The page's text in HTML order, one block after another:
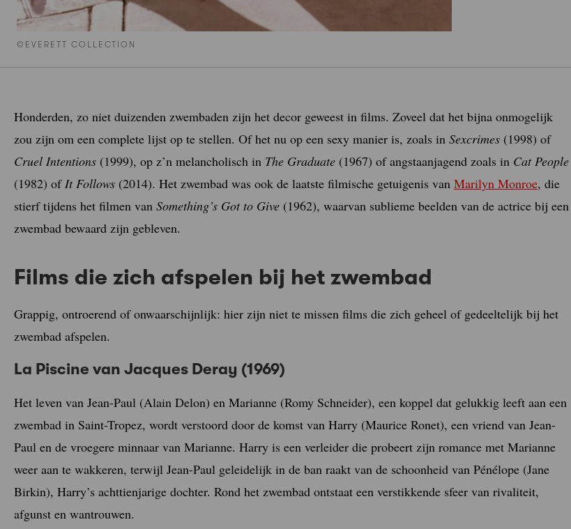
©EVERETT COLLECTION
Honderden, zo niet duizenden zwembaden zijn het decor geweest in films. Zoveel dat het bijna onmogelijk
zou zijn om een complete lijst op te stellen. Of het nu op een sexy manier is, zoals in Sexcrimes (1998) of
Cruel Intentions (1999), op z’n melancholisch in The Graduate (1967) of angstaanjagend zoals in Cat People
(1982) ofIt Follows (2014). Het zwembad was ook de laatste filmische getuigenis van Marilyn Monroe, die
stierf tijdens het filmen van Something’s Got to Give (1962), waarvan sublieme beelden van de actrice bij een
zwembad bewaard zijn gebleven.
Films die zich afspelen bij het zwembad
Grappig, ontroerend of onwaarschijnlijk: hier zijn niet te missen films die zich geheel of gedeeltelijk bij het
zwembad afspelen.
La Piscine van Jacques Deray (1969)
Het leven van Jean-Paul (Alain Delon) en Marianne (Romy Schneider), een koppel dat gelukkig leeft aan een
zwembad in Saint-Tropez, wordt verstoord door de komst van Harry (Maurice Ronet), een vriend van Jean-
Paul en de vroegere minnaar van Marianne. Harry is een verleider die probeert zijn romance met Marianne
weer aan te wakkeren, terwijl Jean-Paul geleidelijk in de ban raakt van de schoonheid van Pénélope (Jane
Birkin), Harry’s achttienjarige dochter. Rond het zwembad ontstaat een verstikkende sfeer van rivaliteit,
afgunst en wantrouwen.